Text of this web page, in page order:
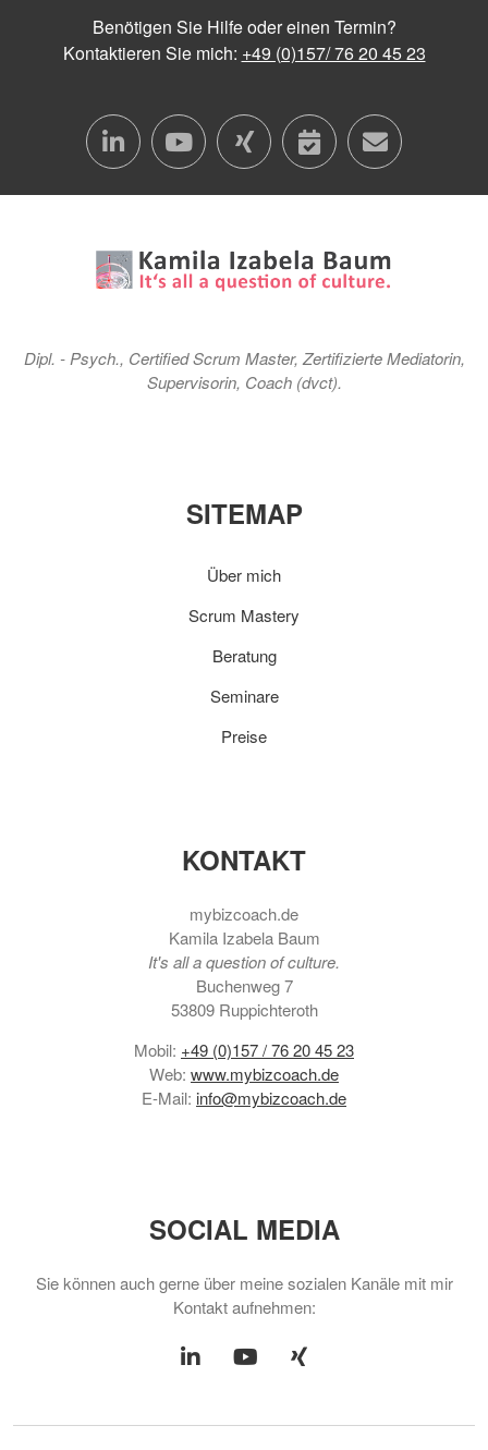
Benötigen Sie Hilfe oder einen Termin?
Kontaktieren Sie mich: +49 (0)157/ 76 20 45 23
linkedinyoutube
xingcalendar
Dipl. - Psych., Certified Scrum Master, Zertifizierte Mediatorin,
Supervisorin, Coach (dvct).
SITEMAP
Über mich
Scrum Mastery
Beratung
Seminare
Preise
KONTAKT
mybizcoach.de
Kamila Izabela Baum
It's all a question of culture.
Buchenweg 7
53809 Ruppichteroth
Mobil: +49 (0)157 / 76 20 45 23
Web: www.mybizcoach.de
E-Mail: info@mybizcoach.de
SOCIAL MEDIA
Sie können auch gerne über meine sozialen Kanäle mit mir
Kontakt aufnehmen:
linkedinyoutube
xing